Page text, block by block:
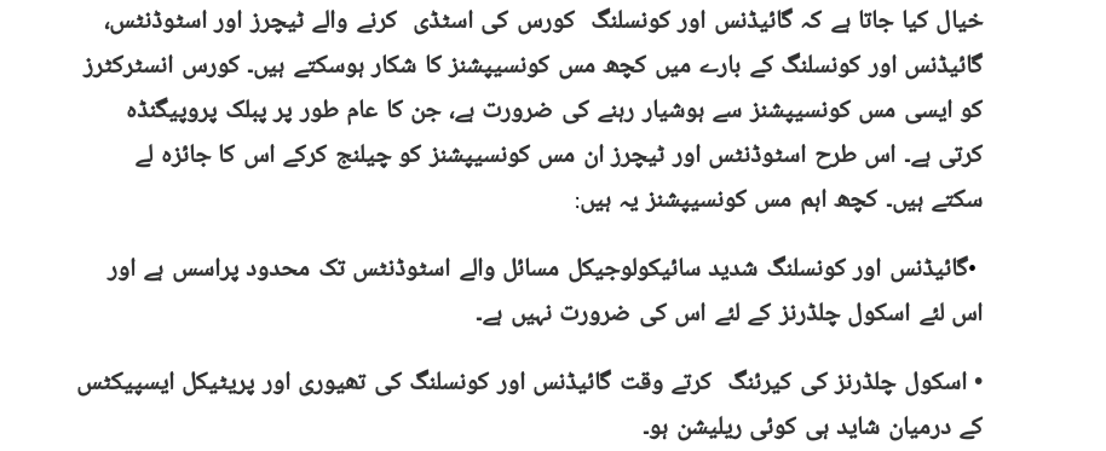
خیال کیا جاتا ہے کہ گائیڈنس اور کونسلنگ کورس کی اسٹڈی کرنے والے ٹیچرز اور اسٹوڈنٹس،
گائیڈنس اور کونسلنگ کے بارے میں کچھ مس کونسیپشنز کا شکار ہوسکتے ہیں۔ کورس انسٹرکٹرز
کو ایسی مس کونسیپشنز سے ہوشیار رہنے کی ضرورت ہے، جن کا عام طور پر پبلک پروپیگنڈہ
کرتی ہے۔ اس طرح اسٹوڈنٹس اور ٹیچرز ان مس کونسیپشنز کو چیلنج کرکے اس کا جائزہ لے
سکتے ہیں۔ کچھ اہم مس کونسیپشنز یہ ہیں:
•گائیڈنس اور کونسلنگ شدید سائیکولوجیکل مسائل والے اسٹوڈنٹس تک محدود پراسس ہے اور
اس لئے اسکول چلڈرنز کے لئے اس کی ضرورت نہیں ہے۔
• اسکول چلڈرنز کی کیرئنگ کرتے وقت گائیڈنس اور کونسلنگ کی تھیوری اور پریٹیکل ایسپیکٹس
کے درمیان شاید ہی کوئی ریلیشن ہو۔